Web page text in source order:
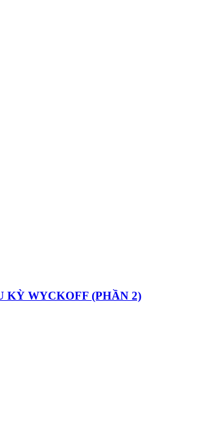
KỲ WYCKOFF (PHẦN 2)